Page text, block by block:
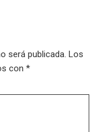
será publicada. Los
con *